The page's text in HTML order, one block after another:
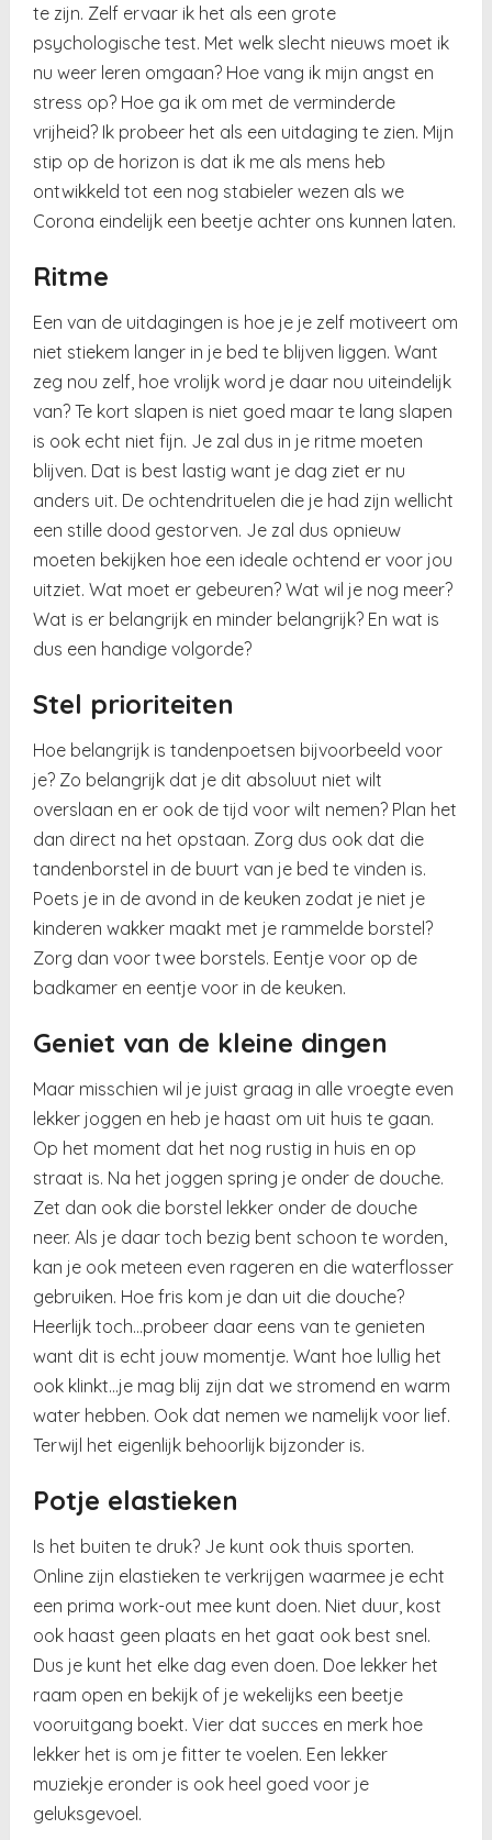
te zijn. Zelf ervaar ik het als een grote
psychologische test. Met welk slecht nieuws moet ik
nu weer leren omgaan? Hoe vang ik mijn angst en
stress op? Hoe ga ik om met de verminderde
vrijheid? Ik probeer het als een uitdaging te zien. Mijn
stip op de horizon is dat ik me als mens heb
ontwikkeld tot een nog stabieler wezen als we
Corona eindelijk een beetje achter ons kunnen laten.
Ritme
Een van de uitdagingen is hoe je je zelf motiveert om
niet stiekem langer in je bed te blijven liggen. Want
zeg nou zelf, hoe vrolijk word je daar nou uiteindelijk
van? Te kort slapen is niet goed maar te lang slapen
is ook echt niet fijn. Je zal dus in je ritme moeten
blijven. Dat is best lastig want je dag ziet er nu
anders uit. De ochtendrituelen die je had zijn wellicht
een stille dood gestorven. Je zal dus opnieuw
moeten bekijken hoe een ideale ochtend er voor jou
uitziet. Wat moet er gebeuren? Wat wil je nog meer?
Wat is er belangrijk en minder belangrijk? En wat is
dus een handige volgorde?
Stel prioriteiten
Hoe belangrijk is tandenpoetsen bijvoorbeeld voor
je? Zo belangrijk dat je dit absoluut niet wilt
overslaan en er ook de tijd voor wilt nemen? Plan het
dan direct na het opstaan. Zorg dus ook dat die
tandenborstel in de buurt van je bed te vinden is.
Poets je in de avond in de keuken zodat je niet je
kinderen wakker maakt met je rammelde borstel?
Zorg dan voor twee borstels. Eentje voor op de
badkamer en eentje voor in de keuken.
Geniet van de kleine dingen
Maar misschien wil je juist graag in alle vroegte even
lekker joggen en heb je haast om uit huis te gaan.
Op het moment dat het nog rustig in huis en op
straat is. Na het joggen spring je onder de douche.
Zet dan ook die borstel lekker onder de douche
neer. Als je daar toch bezig bent schoon te worden,
kan je ook meteen even rageren en die waterflosser
gebruiken. Hoe fris kom je dan uit die douche?
Heerlijk toch…probeer daar eens van te genieten
want dit is echt jouw momentje. Want hoe lullig het
ook klinkt…je mag blij zijn dat we stromend en warm
water hebben. Ook dat nemen we namelijk voor lief.
Terwijl het eigenlijk behoorlijk bijzonder is.
Potje elastieken
Is het buiten te druk? Je kunt ook thuis sporten.
Online zijn elastieken te verkrijgen waarmee je echt
een prima work-out mee kunt doen. Niet duur, kost
ook haast geen plaats en het gaat ook best snel.
Dus je kunt het elke dag even doen. Doe lekker het
raam open en bekijk of je wekelijks een beetje
vooruitgang boekt. Vier dat succes en merk hoe
lekker het is om je fitter te voelen. Een lekker
muziekje eronder is ook heel goed voor je
geluksgevoel.